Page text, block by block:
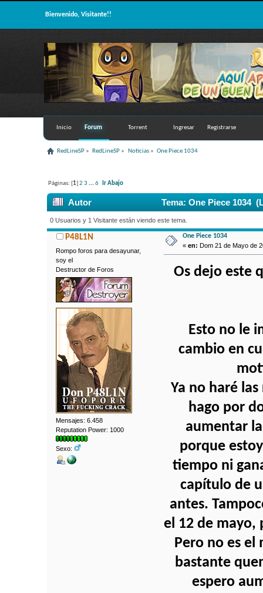
Bienvenido, Visitante!!
Inicio Forum Torrent Ingresar Registrarse
RedLineSP » RedLineSP » Noticias» One Piece 1034
Páginas: [ 1] 2 3 ...6 Ir Abajo
Autor Tema: One Piece 1034
0 Usuarios y 1 Visitante están viendo este tema.
P48L1N
Rompo foros para desayunar,
soy el
Destructor de Foros
Mensajes: 6.458
Reputation Power: 1000
Sexo:
One Piece 1034
«en: Dom 21 de Mayo de
Os dejo este
Esto no le
cambio en
Ya no haré
hago por
aumentar
porque
tiempo ni
capítulo de
antes.
el 12 de mayo,
Pero no es
bastante
espero